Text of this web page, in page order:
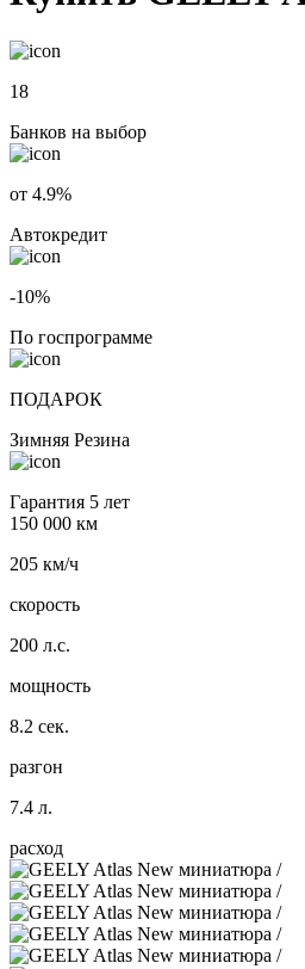
18
Банков на выбор
от 4.9%
Автокредит
-10%
По госпрограмме
ПОДАРОК
Зимняя Резина
Гарантия 5 лет
150 000 км
205 км/ч
скорость
200 л.с.
мощность
8.2 сек.
разгон
7.4 л.
расход